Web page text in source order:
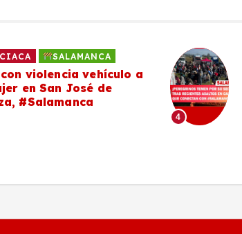
SALAMANCA
violencia vehículo a
en San José de
#Salamanca
4